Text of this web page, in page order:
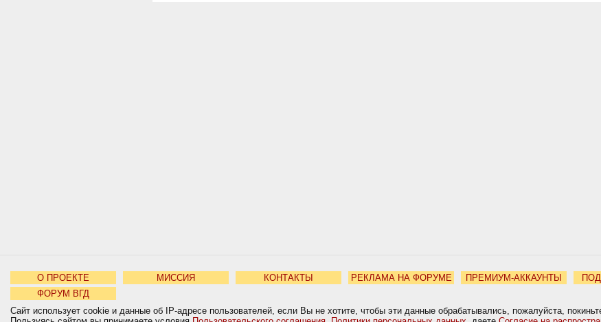
О ПРОЕКТЕ МИССИЯ КОНТАКТЫ РЕКЛАМА НА ФОРУМЕ ПРЕМИУМ-АККАУНТЫ
ФОРУМ ВГД
Сайт использует cookie и данные об IP-адресе пользователей, если Вы не хотите, чтобы эти данные обрабатывались, пожалуйста,